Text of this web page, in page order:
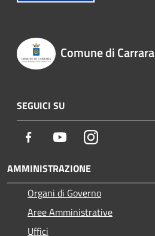
Comune di Carrara
SEGUICI SU
Facebook YoutubeInstagram
AMMINISTRAZIONE
Organi di Governo
Aree Amministrative
Uffici